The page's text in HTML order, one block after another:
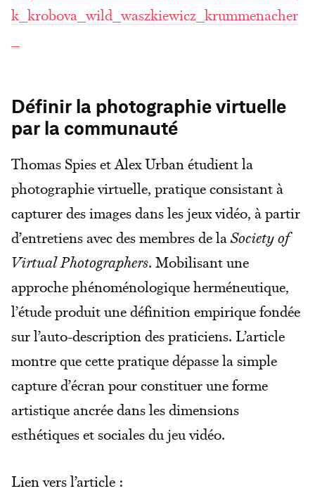
k_krobova_wild_waszkiewicz_krummenacher
Définir la photographie virtuelle
par la communauté
Thomas Spies et Alex Urban étudient la
photographie virtuelle, pratique consistant à
capturer des images dans les jeux vidéo, à partir
d’entretiens avec des membres de laSociety of
Virtual Photographers. Mobilisant une
approche phénoménologique herméneutique,
l’étude produit une définition empirique fondée
sur l’auto-description des praticiens. L’article
montre que cette pratique dépasse la simple
capture d’écran pour constituer une forme
artistique ancrée dans les dimensions
esthétiques et sociales du jeu vidéo.
Lien vers l’article :